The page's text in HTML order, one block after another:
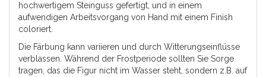
hochwertigem Steinguss gefertigt, und in einem
aufwendigen Arbeitsvorgang von Hand mit einem Finish
coloriert.
Die Färbung kann variieren und durch Witterungseinflüsse
verblassen. Während der Frostperiode sollten Sie Sorge
tragen, das die Figur nicht im Wasser steht, sondern z.B. auf